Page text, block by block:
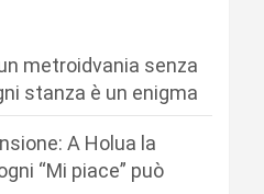
metroidvania senza
stanza è un enigma
A Holua la
“Mi piace” può